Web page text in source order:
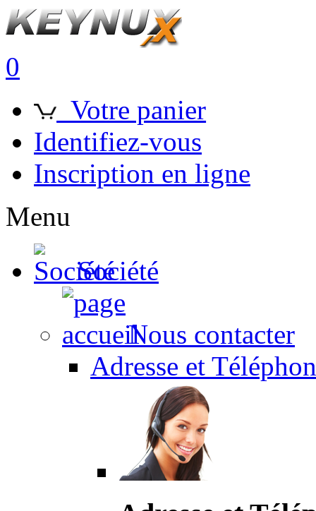
0
Votre panier
Identifiez-vous
Inscription en ligne
Menu
Société
Nous contacter
Adresse et